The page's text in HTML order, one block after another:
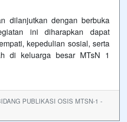
dengan berbuka
ini diharapkan dapat
kepedulian sosial, serta
di keluarga besar MTsN 1
PUBLIKASI OSIS MTSN-1 -